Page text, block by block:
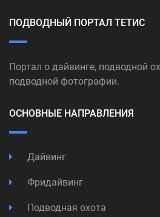
ПОДВОДНЫЙ ПОРТАЛ ТЕТИС
Портал о дайвинге, подводной
подводной фотографии.
ОСНОВНЫЕ НАПРАВЛЕНИЯ
Дайвинг
Фридайвинг
Подводная охота